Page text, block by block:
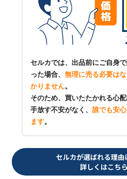
セルカでは、出品前にご自身
った場合、 無理に売る必要は
かりません。
そのため、買いたたかれる心
手放す不安がなく、 誰でも安
ます。
セルカが選ばれる理由
詳しくはこちら